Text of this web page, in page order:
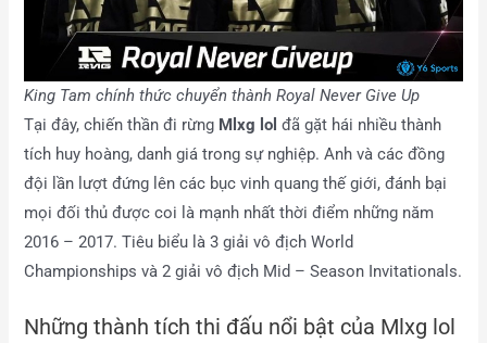
King Tam chính thức chuyển thành Royal Never Give Up
Tại đây, chiến thần đi rừng Mlxg lol đã gặt hái nhiều thành
tích huy hoàng, danh giá trong sự nghiệp. Anh và các đồng
đội lần lượt đứng lên các bục vinh quang thế giới, đánh bại
mọi đối thủ được coi là mạnh nhất thời điểm những năm
2016 – 2017. Tiêu biểu là 3 giải vô địch World
Championships và 2 giải vô địch Mid – Season Invitationals.
Những thành tích thi đấu nổi bật của Mlxg lol